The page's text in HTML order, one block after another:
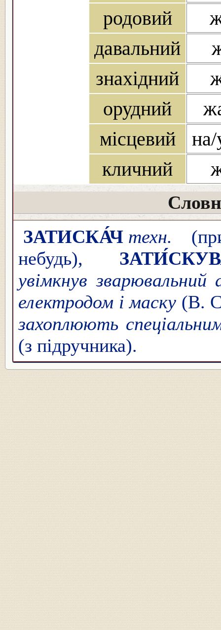
родовий
давальний
знахідний
орудний
місцевий
на/
кличний
ЗАТИСКА́Ч техн.
небудь),
увімкнув
електродом і маску (В.
захоплюють
(з підручника).